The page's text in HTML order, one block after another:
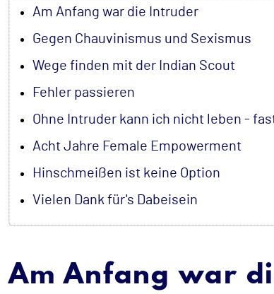
Am Anfang war die Intruder
Gegen Chauvinismus und Sexismus
Wege finden mit der Indian Scout
Fehler passieren
Ohne Intruder kann ich nicht leben -
Acht Jahre Female Empowerment
Hinschmeißen ist keine Option
Vielen Dank für's Dabeisein
Am Anfang war